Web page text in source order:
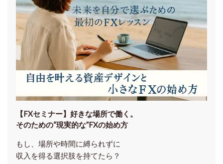
【FXセミナー】 好きな場所で働く。
そのための“現実的な”FXの始め方
もし、場所や時間に縛られずに
収入を得る選択肢を持てたら？